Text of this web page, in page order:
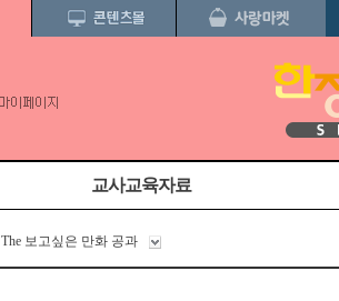
교사교육자료
The 보고싶은 만화 공과